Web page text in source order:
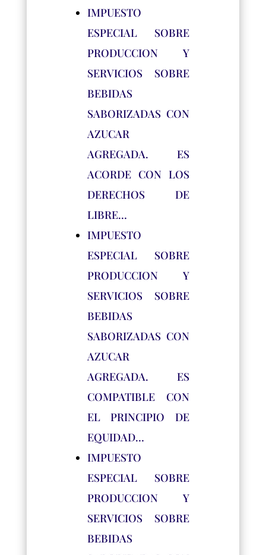
IMPUESTO
ESPECIAL SOBRE
PRODUCCION Y
SERVICIOS SOBRE
BEBIDAS
SABORIZADAS CON
AZUCAR
AGREGADA. ES
ACORDE CON LOS
DERECHOS DE
LIBRE…
IMPUESTO
ESPECIAL SOBRE
PRODUCCION Y
SERVICIOS SOBRE
BEBIDAS
SABORIZADAS CON
AZUCAR
AGREGADA. ES
COMPATIBLE CON
EL PRINCIPIO DE
EQUIDAD…
IMPUESTO
ESPECIAL SOBRE
PRODUCCION Y
SERVICIOS SOBRE
BEBIDAS